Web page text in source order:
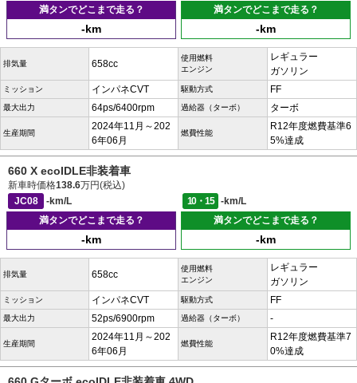
満タンでどこまで走る？
-km
満タンでどこまで走る？
-km
排気量 658cc
使用燃料
エンジン
レギュラー
ガソリン
ミッション インパネCVT 駆動方式 FF
最大出力 64ps/6400rpm 過給器（ターボ） ターボ
生産期間
2024年11月～202
6年06月
燃費性能
R12年度燃費基準6
5%達成
660 X ecoIDLE非装着車
新車時価格138.6万円(税込)
JC08
-km/L 10・15
-km/L
満タンでどこまで走る？
-km
満タンでどこまで走る？
-km
排気量 658cc
使用燃料
エンジン
レギュラー
ガソリン
ミッション インパネCVT 駆動方式 FF
最大出力 52ps/6900rpm 過給器（ターボ） -
生産期間
2024年11月～202
6年06月
燃費性能
R12年度燃費基準7
0%達成